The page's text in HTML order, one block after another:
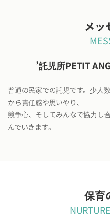
メッ
’託児所PETIT
普通の民家での託児です。少人
から責任感や思いやり、
競争心、そしてみんなで協力し
んでいきます。
保育